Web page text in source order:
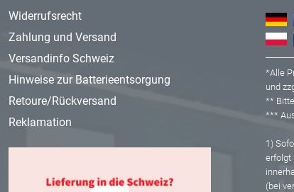
Widerrufsrecht
Zahlung und Versand
Versandinfo Schweiz
Hinweise zur Batterieentsorgung
Retoure/Rückversand
Reklamation
*Alle
und
**
***
1)
erfolgt
(bei